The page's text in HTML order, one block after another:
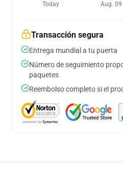
Today
Aug. 09
Transacción segura
Entrega mundial a tu puerta
Número de seguimiento
paquetes
Reembolso completo si el